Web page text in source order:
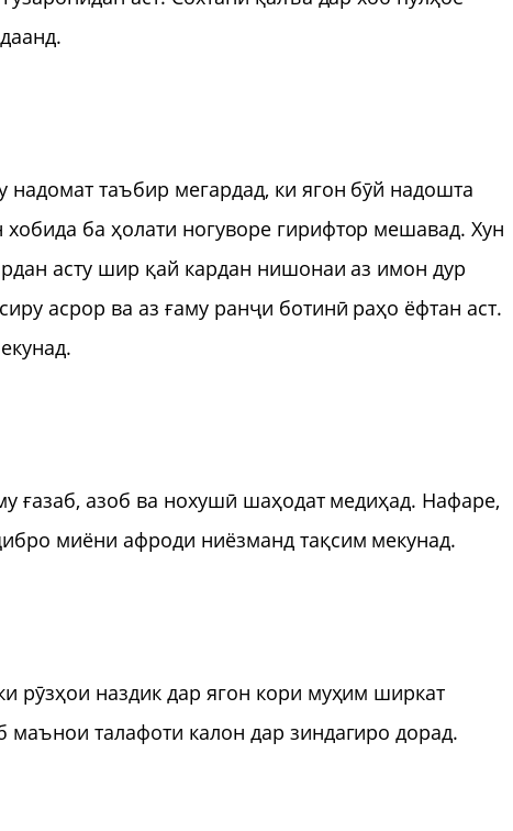
таъбир мегардад, ки ягон бӯй надошта
ба ҳолати ногуворе гирифтор мешавад. Хун
асту шир қай кардан нишонаи аз имон дур
асрор ва аз ғаму ранҷи ботинӣ раҳо ёфтан аст.
ғазаб, азоб ва нохушӣ шаҳодат медиҳад. Нафаре,
миёни афроди ниёзманд тақсим мекунад.
рӯзҳои наздик дар ягон кори муҳим ширкат
талафоти калон дар зиндагиро дорад.